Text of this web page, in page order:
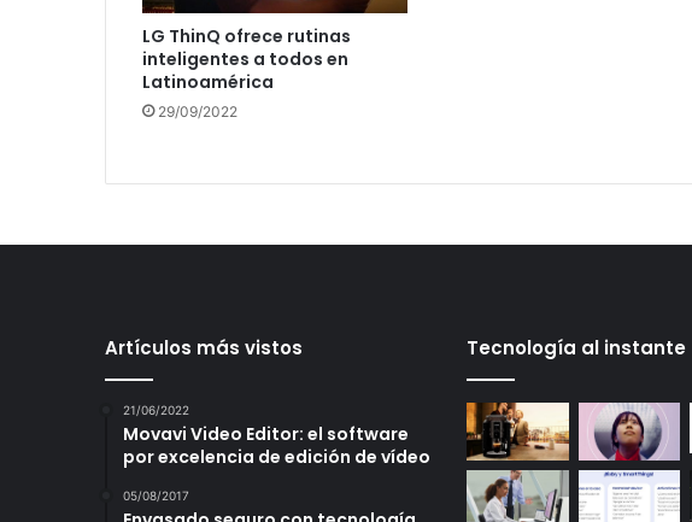
LG ThinQ ofrece rutinas
inteligentes a todos en
Latinoamérica
29/09/2022
Artículos más vistos
21/06/2022
Movavi Video Editor: el software
por excelencia de edición de vídeo
05/08/2017
Tecnología al instante